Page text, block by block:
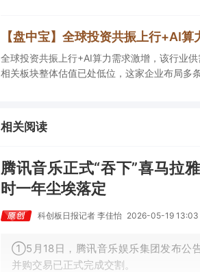
全球投资共振上行+AI算力需求激增，该行业
相关板块整体估值已处低位，这家企业布局多
相关阅读
腾讯音乐正式“吞下”喜马拉
时一年尘埃落定
科创板日报记者 李佳怡 2026-05-19 13:03
①5月18日，腾讯音乐娱乐集团发布公
并购交易已正式完成交割。